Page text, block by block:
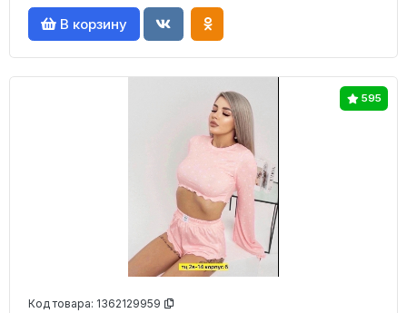
В корзину
595
Код товара: 1362129959